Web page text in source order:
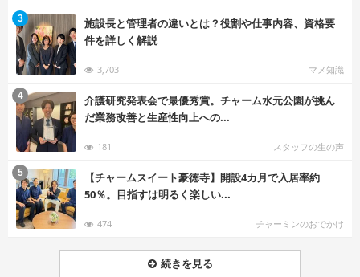
施設長と管理者の違いとは？役割や仕事内容、資格要
件を詳しく解説
3,703 マメ知識
3
介護研究発表会で最優秀賞。チャーム水元公園が挑ん
だ業務改善と生産性向上への...
181 スタッフの生の声
4
【チャームスイート豪徳寺】開設4カ月で入居率約
50％。目指すは明るく楽しい...
474 チャーミンのおでかけ
5
続きを見る